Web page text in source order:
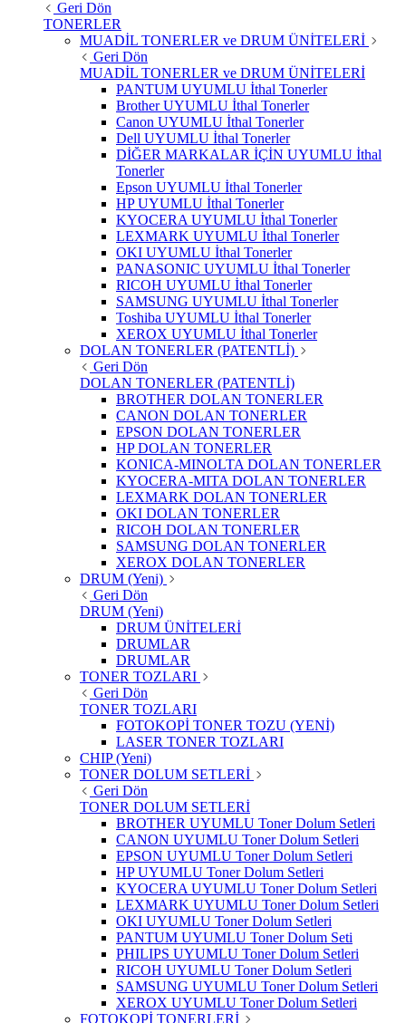
Geri Dön
TONERLER
MUADİL TONERLER ve DRUM ÜNİTELERİ
Geri Dön
MUADİL TONERLER ve DRUM ÜNİTELERİ
PANTUM UYUMLU İthal Tonerler
Brother UYUMLU İthal Tonerler
Canon UYUMLU İthal Tonerler
Dell UYUMLU İthal Tonerler
DİĞER MARKALAR İÇİN UYUMLU İthal
Tonerler
Epson UYUMLU İthal Tonerler
HP UYUMLU İthal Tonerler
KYOCERA UYUMLU İthal Tonerler
LEXMARK UYUMLU İthal Tonerler
OKI UYUMLU İthal Tonerler
PANASONIC UYUMLU İthal Tonerler
RICOH UYUMLU İthal Tonerler
SAMSUNG UYUMLU İthal Tonerler
Toshiba UYUMLU İthal Tonerler
XEROX UYUMLU İthal Tonerler
DOLAN TONERLER (PATENTLİ)
Geri Dön
DOLAN TONERLER (PATENTLİ)
BROTHER DOLAN TONERLER
CANON DOLAN TONERLER
EPSON DOLAN TONERLER
HP DOLAN TONERLER
KONICA-MINOLTA DOLAN TONERLER
KYOCERA-MITA DOLAN TONERLER
LEXMARK DOLAN TONERLER
OKI DOLAN TONERLER
RICOH DOLAN TONERLER
SAMSUNG DOLAN TONERLER
XEROX DOLAN TONERLER
DRUM (Yeni)
Geri Dön
DRUM (Yeni)
DRUM ÜNİTELERİ
DRUMLAR
DRUMLAR
TONER TOZLARI
Geri Dön
TONER TOZLARI
FOTOKOPİ TONER TOZU (YENİ)
LASER TONER TOZLARI
CHIP (Yeni)
TONER DOLUM SETLERİ
Geri Dön
TONER DOLUM SETLERİ
BROTHER UYUMLU Toner Dolum Setleri
CANON UYUMLU Toner Dolum Setleri
EPSON UYUMLU Toner Dolum Setleri
HP UYUMLU Toner Dolum Setleri
KYOCERA UYUMLU Toner Dolum Setleri
LEXMARK UYUMLU Toner Dolum Setleri
OKI UYUMLU Toner Dolum Setleri
PANTUM UYUMLU Toner Dolum Seti
PHILIPS UYUMLU Toner Dolum Setleri
RICOH UYUMLU Toner Dolum Setleri
SAMSUNG UYUMLU Toner Dolum Setleri
XEROX UYUMLU Toner Dolum Setleri
FOTOKOPİ TONERLERİ